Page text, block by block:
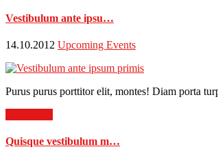
Vestibulum ante ipsu…
14.10.2012 Upcoming Events
Purus purus porttitor elit, montes! Diam porta
Quisque vestibulum m…